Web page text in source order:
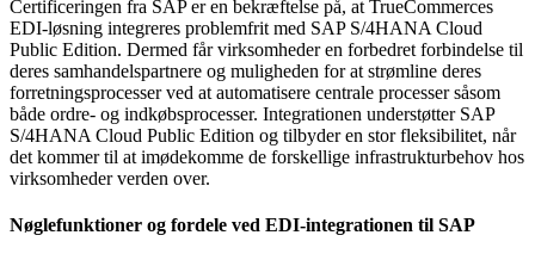
Certificeringen fra SAP er en bekræftelse på, at TrueCommerces
EDI-løsning integreres problemfrit med SAP S/4HANA Cloud
Public Edition. Dermed får virksomheder en forbedret forbindelse til
deres samhandelspartnere og muligheden for at strømline deres
forretningsprocesser ved at automatisere centrale processer såsom
både ordre- og indkøbsprocesser. Integrationen understøtter SAP
S/4HANA Cloud Public Edition og tilbyder en stor fleksibilitet, når
det kommer til at imødekomme de forskellige infrastrukturbehov hos
virksomheder verden over.
Nøglefunktioner og fordele ved EDI-integrationen til SAP